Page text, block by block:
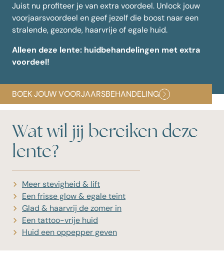
Juist nu profiteer je van extra voordeel. Unlock jouw
voorjaarsvoordeel en geef jezelf die boost naar een
stralende, gezonde, haarvrije of egale huid.
Alleen deze lente: huidbehandelingen met extra
voordeel!
BOEK JOUW VOORJAARSBEHANDELING
Wat wil jij bereiken deze
lente?
Meer stevigheid & lift
Een frisse glow & egale teint
Glad & haarvrij de zomer in
Een tattoo-vrije huid
Huid een oppepper geven